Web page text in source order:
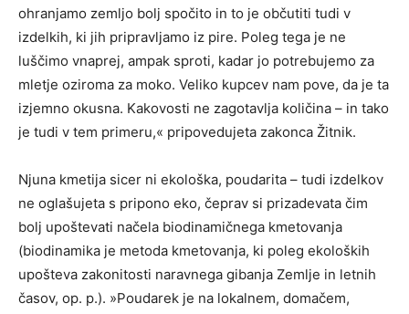
ohranjamo zemljo bolj spočito in to je občutiti tudi v
izdelkih, ki jih pripravljamo iz pire. Poleg tega je ne
luščimo vnaprej, ampak sproti, kadar jo potrebujemo za
mletje oziroma za moko. Veliko kupcev nam pove, da je ta
izjemno okusna. Kakovosti ne zagotavlja količina – in tako
je tudi v tem primeru,« pripovedujeta zakonca Žitnik.
Njuna kmetija sicer ni ekološka, poudarita – tudi izdelkov
ne oglašujeta s pripono eko, čeprav si prizadevata čim
bolj upoštevati načela biodinamičnega kmetovanja
(biodinamika je metoda kmetovanja, ki poleg ekoloških
upošteva zakonitosti naravnega gibanja Zemlje in letnih
časov, op. p.). »Poudarek je na lokalnem, domačem,